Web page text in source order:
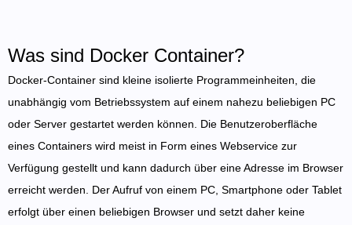
Was sind Docker Container?
Docker-Container sind kleine isolierte Programmeinheiten, die
unabhängig vom Betriebssystem auf einem nahezu beliebigen PC
oder Server gestartet werden können. Die Benutzeroberfläche
eines Containers wird meist in Form eines Webservice zur
Verfügung gestellt und kann dadurch über eineAdresse im Browser
erreicht werden. Der Aufruf von einem PC, Smartphone oder Tablet
erfolgt über einen beliebigen Browser und setzt daher keine